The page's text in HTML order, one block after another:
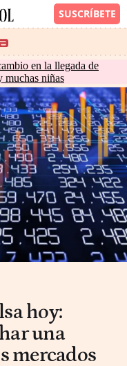
en la llegada de
muchas niñas
hoy:
una
mercados